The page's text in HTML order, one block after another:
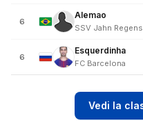
6
Alemao
SSV Jahn
6
Esquerdinha
FC Barcelona
Vedi la